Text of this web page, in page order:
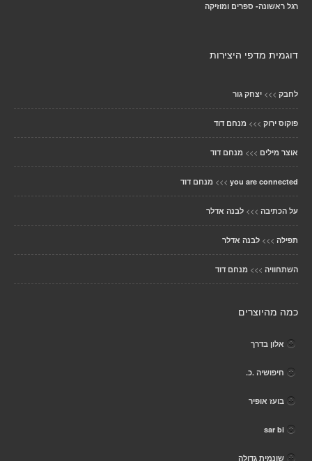
רגל ראשונה- ספרים ומוזיקה
דוגמית מדפי היצירות
לחבק >>> יצחק גור
פוקוס ירוק >>> מנחם דוד
אוצר מילים >>> מנחם דוד
you are connected
>>> מנחם דוד
על הכתיבה >>> לבנה אדלר
תפילה >>> לבנה אדלר
השתחוויה >>> מנחם דוד
כמה מהיוצרים
אלון בדרך
חיפושיה .כ.
בועז אופיר
sar bi
שונמית גדולה